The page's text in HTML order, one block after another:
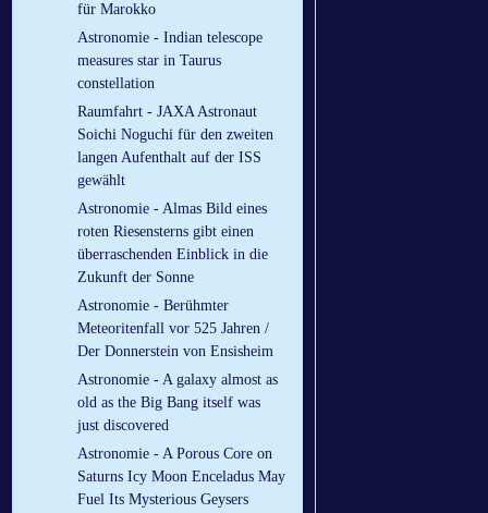
für Marokko
Astronomie - Indian telescope
measures star in Taurus
constellation
Raumfahrt - JAXA Astronaut
Soichi Noguchi für den zweiten
langen Aufenthalt auf der ISS
gewählt
Astronomie - Almas Bild eines
roten Riesensterns gibt einen
überraschenden Einblick in die
Zukunft der Sonne
Astronomie - Berühmter
Meteoritenfall vor 525 Jahren /
Der Donnerstein von Ensisheim
Astronomie - A galaxy almost as
old as the Big Bang itself was
just discovered
Astronomie - A Porous Core on
Saturns Icy Moon Enceladus May
Fuel Its Mysterious Geysers